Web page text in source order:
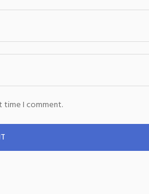
time I comment.